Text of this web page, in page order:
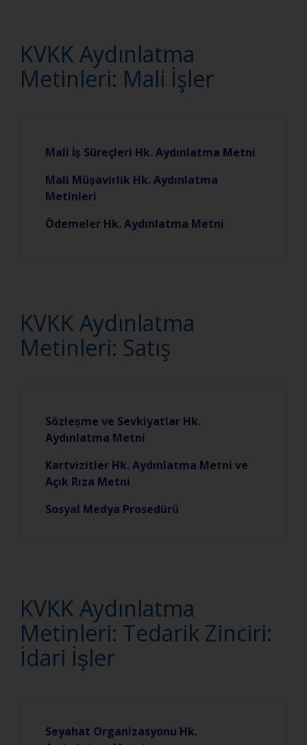
KVKK Aydınlatma
Metinleri: Mali İşler
Mali İş Süreçleri Hk. Aydınlatma Metni
Mali Müşavirlik Hk. Aydınlatma
Metinleri
Ödemeler Hk. Aydınlatma Metni
KVKK Aydınlatma
Metinleri: Satış
Sözleşme ve Sevkiyatlar Hk.
Aydınlatma Metni
Kartvizitler Hk. Aydınlatma Metni ve
Açık Rıza Metni
Sosyal Medya Prosedürü
KVKK Aydınlatma
Metinleri: Tedarik Zinciri:
İdari İşler
Seyahat Organizasyonu Hk.